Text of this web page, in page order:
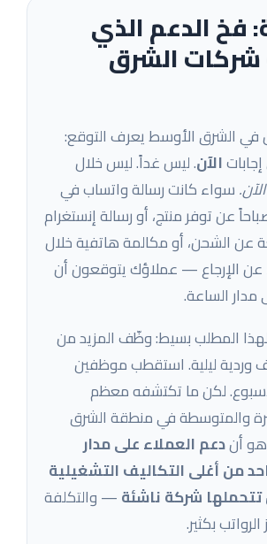
فخ الدعم الذي
الشرق
الشرق الأوسط يعرف التوقع:
الآن. ليس غداً. ليس خلال
الآن.سواء كانت رسالة واتساب في
عن توفر منتج، أو رسالة إنستغرام
عن الشحن، أو مكالمة هاتفية خلال
عن الإرجاع — عملاؤك يتوقعون أن
الساعة.
لهذا المطلب بسيط: وظّف المزيد من
وردية ليلية. استقطب موظفين
لكن ما تكتشفه معظم
والمتوسطة في منطقة الشرق
هو أندعم العملاء على مدار
من أغلى التكاليف التشغيلية
شركة ناشئة— والتكلفة
بكثير.